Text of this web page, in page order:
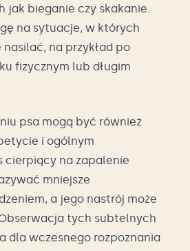
jak bieganie czy skakanie.
na sytuacje, w których
na przykład po
fizycznym lub długim
psa mogą być również
i ogólnym
cierpiący na zapalenie
mniejsze
a jego nastrój może
tych subtelnych
dla wczesnego rozpoznania